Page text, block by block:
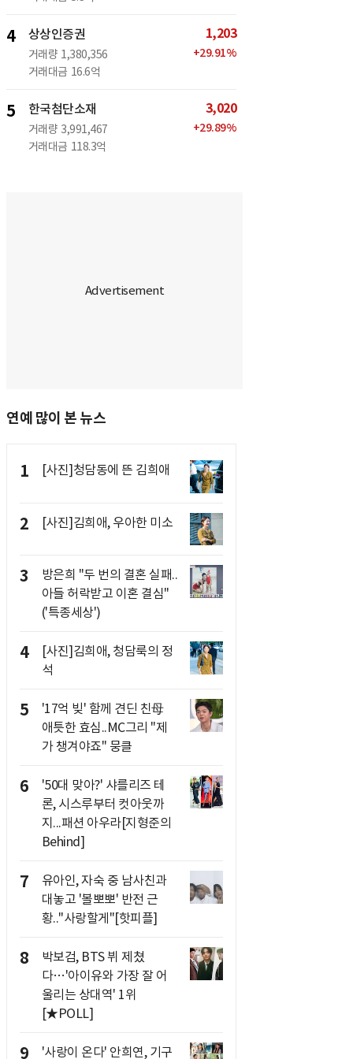
4 상상인증권
거래량 1,380,356
거래대금 16.6억
1,203
+29.91%
5 한국첨단소재
거래량 3,991,467
거래대금 118.3억
3,020
+29.89%
연예 많이 본 뉴스
1 [사진]청담동에 뜬 김희애
2 [사진]김희애, 우아한 미소
3
방은희 "두 번의 결혼 실패..
아들 허락받고 이혼 결심"
('특종세상')
4
[사진]김희애, 청담룩의 정
석
5
'17억 빚' 함께 견딘 친母
애틋한 효심..MC그리 "제
가 챙겨야죠" 뭉클
6
'50대 맞아?' 샤를리즈 테
론, 시스루부터 컷아웃까
지...패션 아우라[지형준의
Behind]
7
유아인, 자숙 중 남사친과
대놓고 '볼뽀뽀' 반전 근
황.."사랑할게"[핫피플]
8
박보검, BTS 뷔 제쳤
다…'아이유와 가장 잘 어
울리는 상대역' 1위
[★POLL]
9 '사랑이 온다' 안희연, 기구